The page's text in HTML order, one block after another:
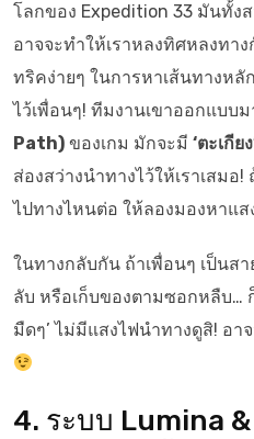
โลกของ Expedition 33 มันทั้ง
อาจจะทำให้เราหลงทิศหลงทา
ทริคง่ายๆ ในการหาเส้นทางหลั
ไว้เพื่อนๆ! ทีมงานเขาออกแบบม
Path) ของเกม มักจะมี ‘ตะเกีย
ส่องสว่างนำทางไว้ให้เราเสมอ
ไปทางไหนต่อ ให้ลองมองหาแส
ในทางกลับกัน ถ้าเพื่อนๆ เป็นส
ลับ หรือเก็บของตามซอกหลืบ…
มืดๆ’ ไม่มีแสงไฟนำทางดูสิ! อา
4. ระบบ Lumina